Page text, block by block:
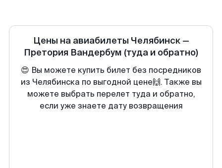
Цены на авиабилеты Челябинск—
Претория Вандербум (туда и обратно)
😍 Вы можете купить билет без посредников
из Челябинска по выгодной цене🙌. Также вы
можете выбрать перелет туда и обратно,
если уже знаете дату возвращения